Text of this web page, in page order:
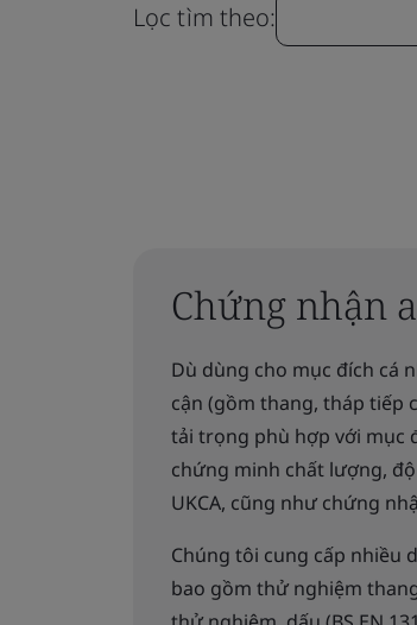
Lọc tìm theo:
Chứng nhận
Dù dùng cho mục đích cá
cận (gồm thang, tháp tiếp
tải trọng phù hợp với mục
chứng minh chất lượng,
UKCA, cũng như chứng
Chúng tôi cung cấp nhiều
bao gồm thử nghiệm